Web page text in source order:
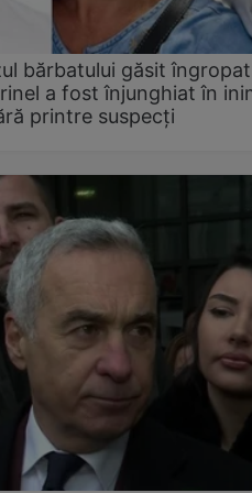
bărbatului găsit
a fost înjunghiat în
printre suspecți